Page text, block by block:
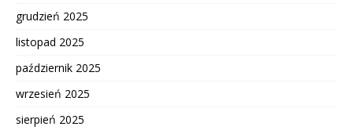
grudzień 2025
listopad 2025
październik 2025
wrzesień 2025
sierpień 2025